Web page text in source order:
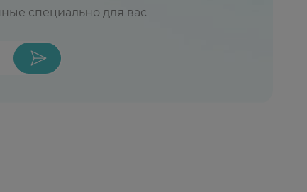
специально для вас